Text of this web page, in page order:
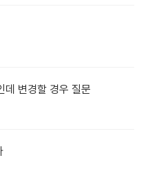
변경할 경우 질문